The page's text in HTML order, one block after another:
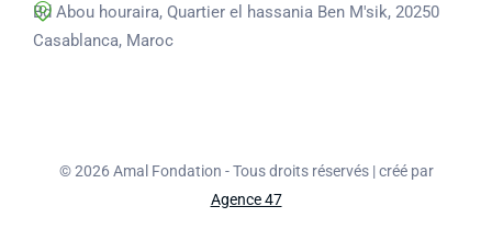
Bd Abou houraira, Quartier el hassania Ben M'sik, 20250
Casablanca, Maroc
© 2026Amal Fondation -Tous droits réservés | créé par
Agence 47